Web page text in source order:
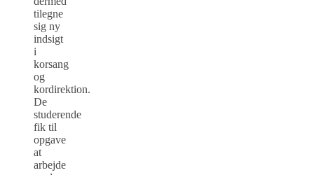
tilegne
sig ny
indsigt
i
korsang
og
kordirektion.
De
studerende
fik til
opgave
at
arbejde